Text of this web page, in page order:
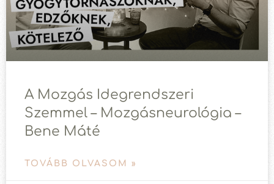
A Mozgás Idegrendszeri
Szemmel – Mozgásneurológia –
Bene Máté
TOVÁBB OLVASOM »